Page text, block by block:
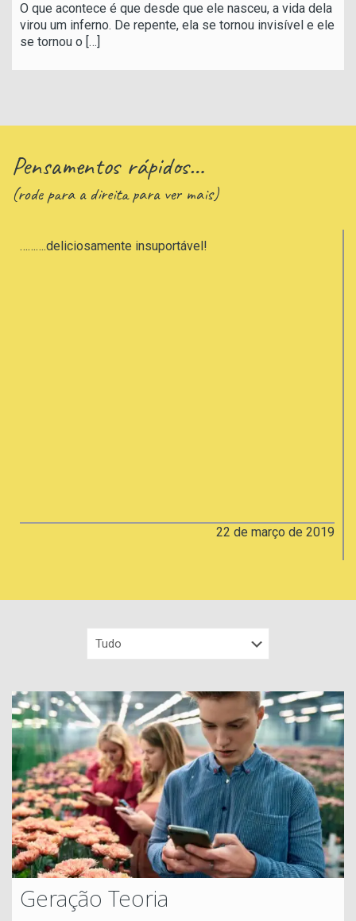
O que acontece é que desde que ele nasceu, a vida dela
virou um inferno. De repente, ela se tornou invisível e ele
se tornou o […]
Pensamentos rápidos…
(rode para a direita para ver mais)
……….deliciosamente insuportável!
22 de março de 2019
Geração Teoria